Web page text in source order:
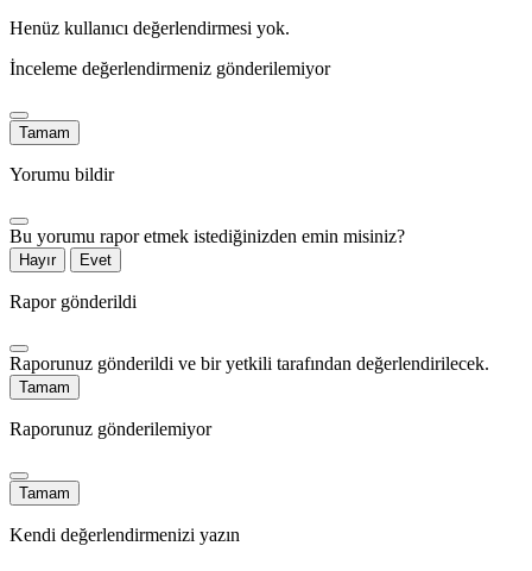
Henüz kullanıcı değerlendirmesi yok.
İnceleme değerlendirmeniz gönderilemiyor
Tamam
Yorumu bildir
Bu yorumu rapor etmek istediğinizden emin misiniz?
Hayır Evet
Rapor gönderildi
Raporunuz gönderildi ve bir yetkili tarafından değerlendirilecek.
Tamam
Raporunuz gönderilemiyor
Tamam
Kendi değerlendirmenizi yazın